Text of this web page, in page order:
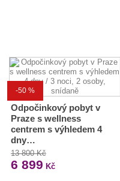
-50 %
Odpočinkový pobyt v
Praze s wellness
centrem s výhledem 4
dny…
13 800 Kč
6 899 Kč